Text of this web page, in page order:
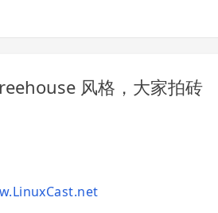
风格，大家拍砖